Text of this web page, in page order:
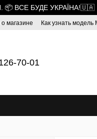
📦 ВСЕ БУДЕ УКРАЇНА!🇺🇦
магазине
Как узнать модель
70-01